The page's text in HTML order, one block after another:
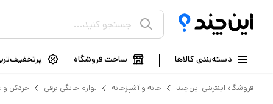
دسته‌بندی کالاها ساخت فروشگاه
فروشگاه اینترنتی این‌چند خانه و آشپزخانه لوازم خانگی برقی خردکن و